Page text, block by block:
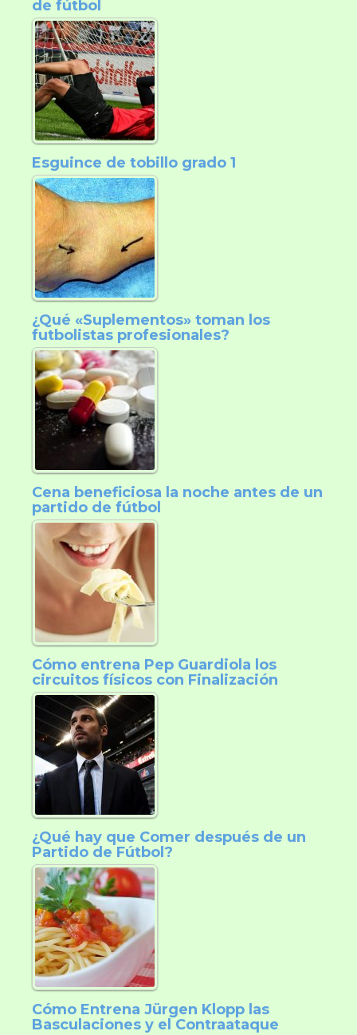
de fútbol
Esguince de tobillo grado 1
¿Qué «Suplementos» toman los
futbolistas profesionales?
Cena beneficiosa la noche antes de un
partido de fútbol
Cómo entrena Pep Guardiola los
circuitos físicos con Finalización
¿Qué hay que Comer después de un
Partido de Fútbol?
Cómo Entrena Jürgen Klopp las
Basculaciones y el Contraataque